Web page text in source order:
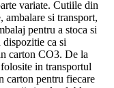
variate. Cutiile din
si transport,
pentru a stoca si
ca si
carton CO3. De la
in transportul
carton pentru fiecare